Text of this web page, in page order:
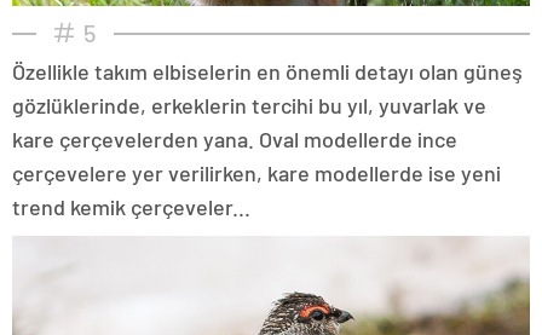
5
Özellikle takım elbiselerin en önemli detayı olan güneş
gözlüklerinde, erkeklerin tercihi bu yıl, yuvarlak ve
kare çerçevelerden yana. Oval modellerde ince
çerçevelere yer verilirken, kare modellerde ise yeni
trend kemik çerçeveler...